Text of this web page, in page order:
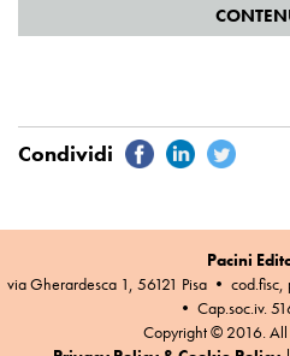
Pacini
via Gherardesca 1, 56121 Pisa •
• Cap.soc.iv.
Copyright © 2016. All